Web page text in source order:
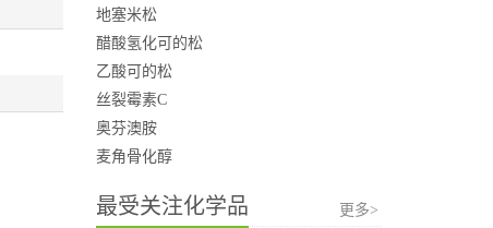
地塞米松
醋酸氢化可的松
乙酸可的松
丝裂霉素C
奥芬澳胺
麦角骨化醇
最受关注化学品 更多>